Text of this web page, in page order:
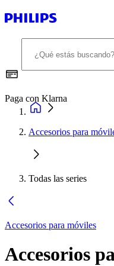
Paga con Klarna
Accesorios para
Todas las series
Accesorios para móviles
Accesorios